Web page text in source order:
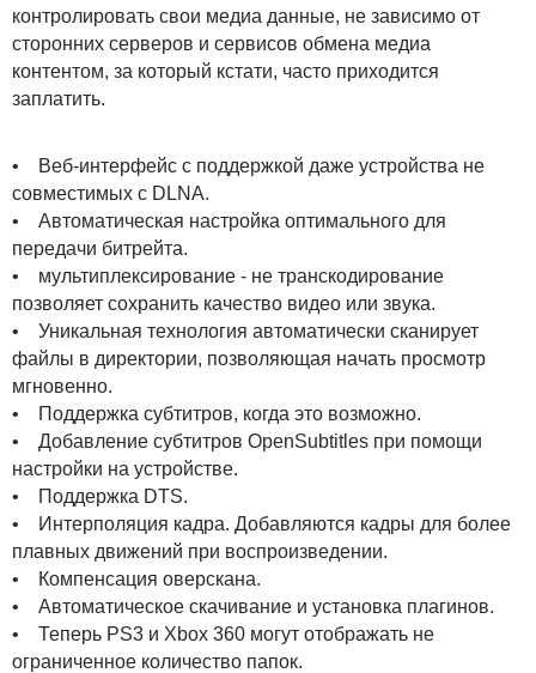
контролировать свои медиа данные, не зависимо от
сторонних серверов и сервисов обмена медиа
контентом, за который кстати, часто приходится
заплатить.
• Веб-интерфейс с поддержкой даже устройства не
совместимых с DLNA.
• Автоматическая настройка оптимального для
передачи битрейта.
• мультиплексирование - не транскодирование
позволяет сохранить качество видео или звука.
• Уникальная технология автоматически сканирует
файлы в директории, позволяющая начать просмотр
мгновенно.
• Поддержка субтитров, когда это возможно.
• Добавление субтитров OpenSubtitles при помощи
настройки на устройстве.
• Поддержка DTS.
• Интерполяция кадра. Добавляются кадры для более
плавных движений при воспроизведении.
• Компенсация оверскана.
• Автоматическое скачивание и установка плагинов.
• Теперь PS3 и Xbox 360 могут отображать не
ограниченное количество папок.